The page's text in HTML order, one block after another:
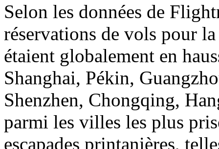
Selon les données de
réservations de vols pour
étaient globalement en
Shanghai, Pékin,
Shenzhen, Chongqing,
parmi les villes les plus
escapades printanières,